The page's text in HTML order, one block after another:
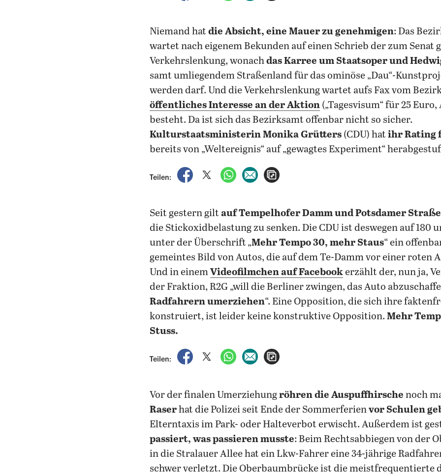
Niemand hat die Absicht, eine Mauer zu genehmigen: Das
wartet nach eigenem Bekunden auf einen Schrieb der zum Senat
Verkehrslenkung, wonachdas Karree um Staatsoper und
samt umliegendem Straßenland für das ominöse „Dau“-
werden darf. Und die Verkehrslenkung wartet aufs Fax vom
öffentliches Interesse an der Aktion („Tagesvisum“ für 25
besteht. Da ist sich das Bezirksamt offenbar nicht so sicher.
Kulturstaatsministerin Monika Grütters (CDU) hat ihr Rating
bereits von „Weltereignis“ auf „gewagtes Experiment“
Teilen:
auf Facebook teilen
auf X teilenper WhatsApp teilen
per E-Mail teilen
Seit gestern gilt auf Tempelhofer Damm und Potsdamer
die Stickoxidbelastung zu senken. Die CDU ist deswegen auf 180
unter der Überschrift „Mehr Tempo 30, mehr Staus“ ein
gemeintes Bild von Autos, die auf dem Te-Damm vor einer roten
Und in einemVideofilmchen auf Facebookerzählt der, nun ja,
der Fraktion, R2G „will die Berliner zwingen, das Auto
Radfahrern umerziehen“. Eine Opposition, die sich ihre
konstruiert, ist leider keine konstruktive Opposition. Mehr
Stuss.
Teilen:
auf Facebook teilen
auf X teilenper WhatsApp teilen
per E-Mail teilen
Vor der finalen Umerziehungröhren die Auspuffhirsche noch
Raserhat die Polizei seit Ende der Sommerferienvor Schulen
Elterntaxis im Park- oder Halteverbot erwischt. Außerdem ist
passiert, was passieren musste: Beim Rechtsabbiegen von der
in die Stralauer Allee hat ein Lkw-Fahrer eine 34-jährige
schwer verletzt. Die Oberbaumbrücke ist die meistfrequentierte